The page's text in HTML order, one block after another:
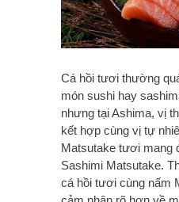
Cá hồi tươi thường
món sushi hay
nhưng tại Ashima, vị
kết hợp cùng vị tự
Matsutake tươi mang
Sashimi Matsutake.
cá hồi tươi cùng nấm